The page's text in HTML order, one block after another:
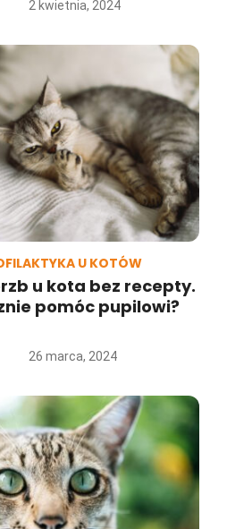
2 kwietnia, 2024
U KOTÓW
u kota bez recepty.
pomóc pupilowi?
26 marca, 2024